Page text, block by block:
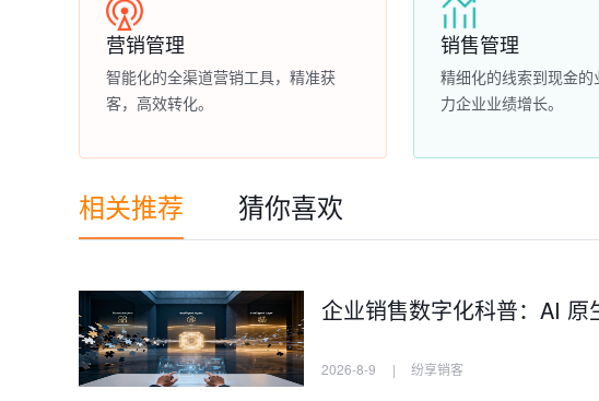
营销管理
智能化的全渠道营销工具，精准获
客，高效转化。
销售管理
精细化的线索到现金的
力企业业绩增长。
相关推荐 猜你喜欢
企业销售数字化科普：AI
2026-8-9 | 纷享销客